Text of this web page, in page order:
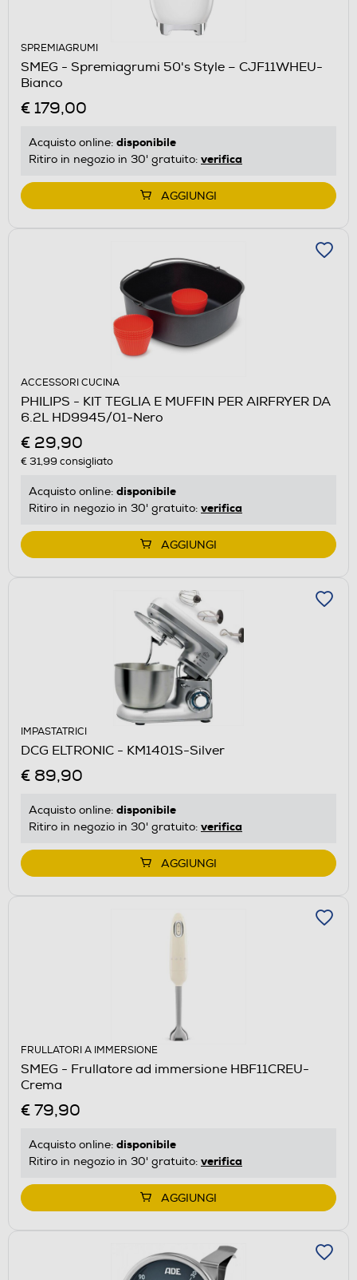
SPREMIAGRUMI
SMEG - Spremiagrumi 50's Style – CJF11WHEU-
Bianco
€ 179,00
Acquisto online: disponibile
Ritiro in negozio in 30' gratuito: verifica
AGGIUNGI
ACCESSORI CUCINA
PHILIPS - KIT TEGLIA E MUFFIN PER AIRFRYER DA
6.2L HD9945/01-Nero
€ 29,90
€ 31,99 consigliato
Acquisto online: disponibile
Ritiro in negozio in 30' gratuito: verifica
AGGIUNGI
IMPASTATRICI
DCG ELTRONIC - KM1401S-Silver
€ 89,90
Acquisto online: disponibile
Ritiro in negozio in 30' gratuito: verifica
AGGIUNGI
FRULLATORI A IMMERSIONE
SMEG - Frullatore ad immersione HBF11CREU-
Crema
€ 79,90
Acquisto online: disponibile
Ritiro in negozio in 30' gratuito: verifica
AGGIUNGI